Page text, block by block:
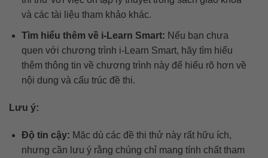
và các tài liệu tham khảo khác.
Tìm hiểu thêm về i-Learn Smart: Nếu bạn chưa
quen với chương trình i-Learn Smart, hãy tìm hiểu
thêm thông tin về chương trình này để hiểu rõ hơn về
nội dung và cấu trúc đề thi.
Lưu ý:
Độ tin cậy: Mặc dù các đề thi thử này rất hữu ích,
nhưng cần lưu ý rằng chúng chỉ mang tính chất tham